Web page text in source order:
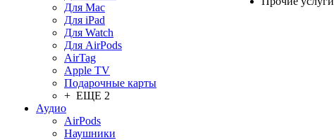
Для Mac
Для iPad
Для Watch
Для AirPods
AirTag
Apple TV
Подарочные карты
+ ЕЩЕ 2
Аудио
AirPods
Наушники